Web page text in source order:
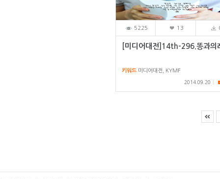
5225 13
[미디어대전]14th-296.똥과의
키워드 미디어대전, KYMF
2014.09.20